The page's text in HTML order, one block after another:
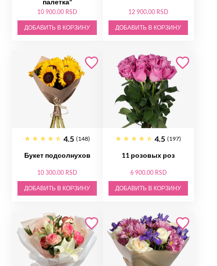
палетка"
10 900.00 RSD
ДОБАВИТЬ В КОРЗИНУ
12 900.00 RSD
ДОБАВИТЬ В КОРЗИНУ
4.5 (148)
Букет подсолнухов
10 300.00 RSD
ДОБАВИТЬ В КОРЗИНУ
4.5 (197)
11 розовых роз
6 900.00 RSD
ДОБАВИТЬ В КОРЗИНУ